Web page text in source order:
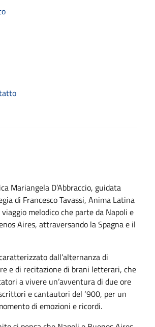
Mariangela D’Abbraccio, guidata
di Francesco Tavassi, Anima Latina
melodico che parte da Napoli e
Aires, attraversando la Spagna e il
dall’alternanza di
e di recitazione di brani letterari, che
a vivere un’avventura di due ore
e cantautori del ‘900, per un
di emozioni e ricordi.